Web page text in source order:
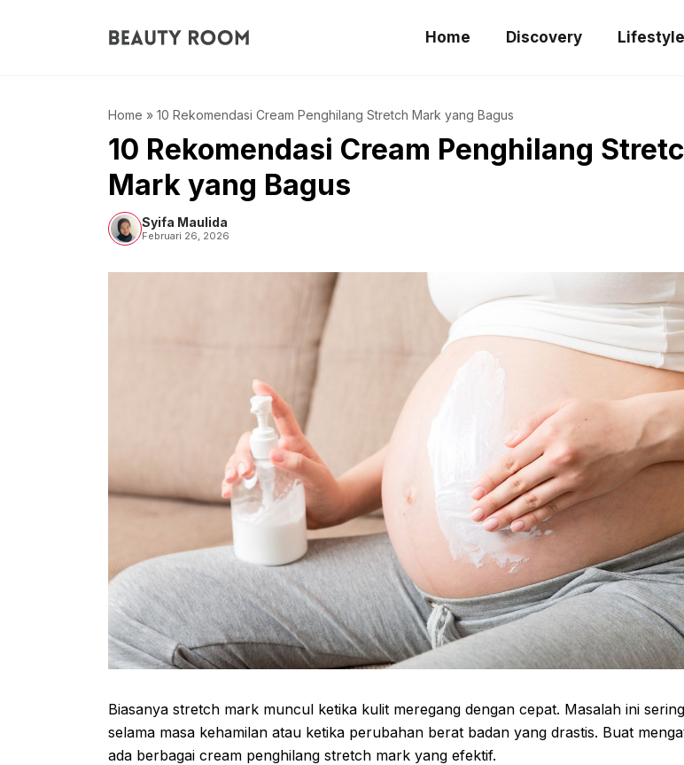
Home Discovery Lifestyle
Home » 10 Rekomendasi Cream Penghilang Stretch Mark yang Bagus
10 Rekomendasi Cream Penghilang
Mark yang Bagus
Syifa Maulida
Februari 26, 2026
Biasanya stretch mark muncul ketika kulit meregang dengan cepat. Masalah ini
selama masa kehamilan atau ketika perubahan berat badan yang drastis. Buat
ada berbagai cream penghilang stretch mark yang efektif.